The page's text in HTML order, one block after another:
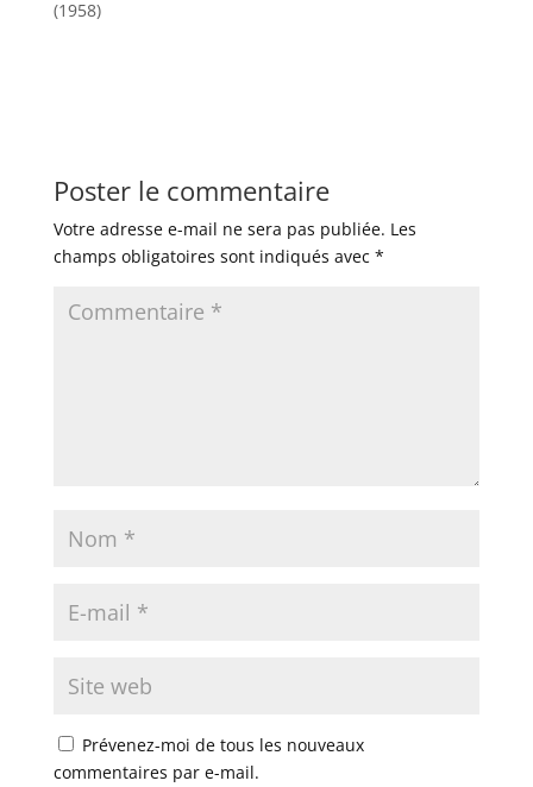
(1958)
Poster le commentaire
Votre adresse e-mail ne sera pas publiée. Les
champs obligatoires sont indiqués avec *
Prévenez-moi de tous les nouveaux
commentaires par e-mail.